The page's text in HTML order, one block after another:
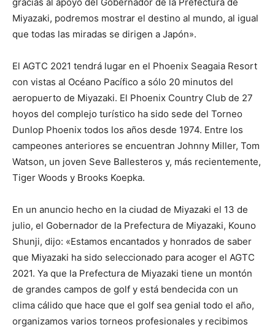
Miyazaki, podremos mostrar el destino al mundo, al igual
que todas las miradas se dirigen a Japón».
El AGTC 2021 tendrá lugar en el Phoenix Seagaia Resort
con vistas al Océano Pacífico a sólo 20 minutos del
aeropuerto de Miyazaki. El Phoenix Country Club de 27
hoyos del complejo turístico ha sido sede del Torneo
Dunlop Phoenix todos los años desde 1974. Entre los
campeones anteriores se encuentran Johnny Miller, Tom
Watson, un joven Seve Ballesteros y, más recientemente,
Tiger Woods y Brooks Koepka.
En un anuncio hecho en la ciudad de Miyazaki el 13 de
julio, el Gobernador de la Prefectura de Miyazaki, Kouno
Shunji, dijo: «Estamos encantados y honrados de saber
que Miyazaki ha sido seleccionado para acoger el AGTC
2021. Ya que la Prefectura de Miyazaki tiene un montón
de grandes campos de golf y está bendecida con un
clima cálido que hace que el golf sea genial todo el año,
organizamos varios torneos profesionales y recibimos